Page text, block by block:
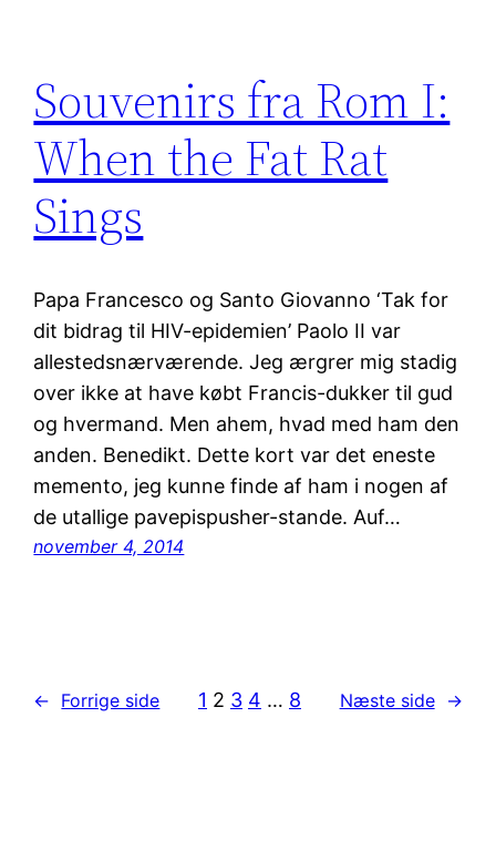
Souvenirs fra Rom I:
When the Fat Rat
Sings
Papa Francesco og Santo Giovanno ‘Tak for
dit bidrag til HIV-epidemien’ Paolo II var
allestedsnærværende. Jeg ærgrer mig stadig
over ikke at have købt Francis-dukker til gud
og hvermand. Men ahem, hvad med ham den
anden. Benedikt. Dette kort var det eneste
memento, jeg kunne finde af ham i nogen af
de utallige pavepispusher-stande. Auf…
november 4, 2014
← Forrige side 1 2 3 4 … 8 Næste side →